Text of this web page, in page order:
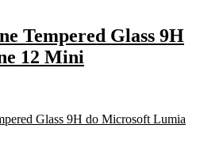
Tempered Glass 9H
12 Mini